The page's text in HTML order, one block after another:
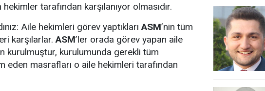
tarafından karşılanıyor olmasıdır.
Aile hekimleri görev yaptıklarıASM’nin tüm
karşılarlar.ASM’ler orada görev yapan aile
kurulmuştur, kurulumunda gerekli tüm
eden masrafları o aile hekimleri tarafından